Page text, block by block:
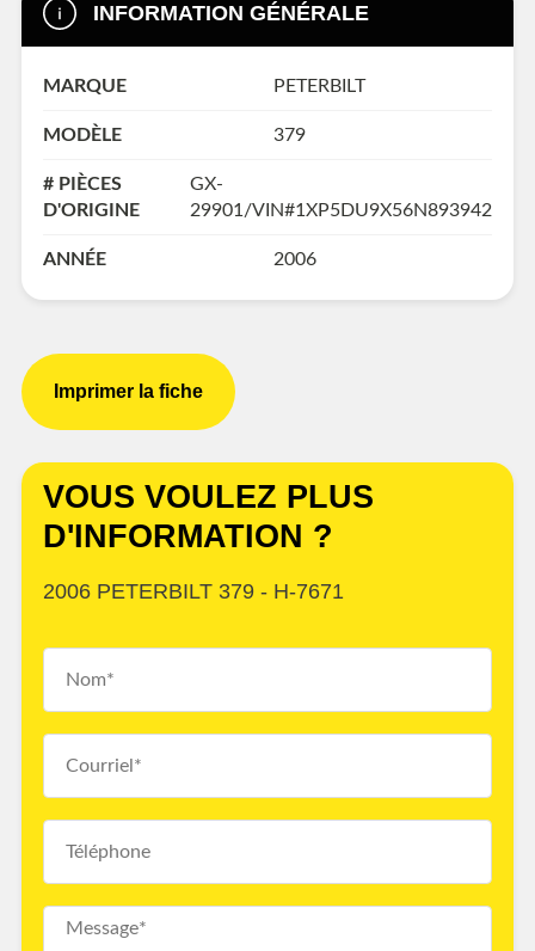
INFORMATION GÉNÉRALE
MARQUE PETERBILT
MODÈLE 379
# PIÈCES
D'ORIGINE
GX-
29901/VIN#1XP5DU9X56N893942
ANNÉE 2006
Imprimer la fiche
VOUS VOULEZ PLUS
D'INFORMATION ?
2006 PETERBILT 379 - H-7671